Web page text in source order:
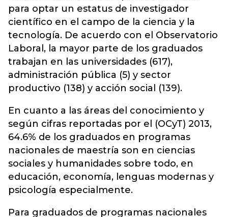
para optar un estatus de investigador
científico en el campo de la ciencia y la
tecnología. De acuerdo con el Observatorio
Laboral, la mayor parte de los graduados
trabajan en las universidades (617),
administración pública (5) y sector
productivo (138) y acción social (139).
En cuanto a las áreas del conocimiento y
según cifras reportadas por el (OCyT) 2013,
64.6% de los graduados en programas
nacionales de maestría son en ciencias
sociales y humanidades sobre todo, en
educación, economía, lenguas modernas y
psicología especialmente.
Para graduados de programas nacionales